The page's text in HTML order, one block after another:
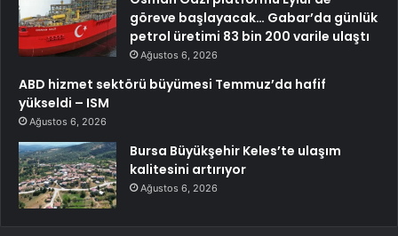
göreve başlayacak… Gabar’da günlük
petrol üretimi 83 bin 200 varile ulaştı
Ağustos 6, 2026
ABD hizmet sektörü büyümesi Temmuz’da hafif
yükseldi – ISM
Ağustos 6, 2026
Bursa Büyükşehir Keles’te ulaşım
kalitesini artırıyor
Ağustos 6, 2026